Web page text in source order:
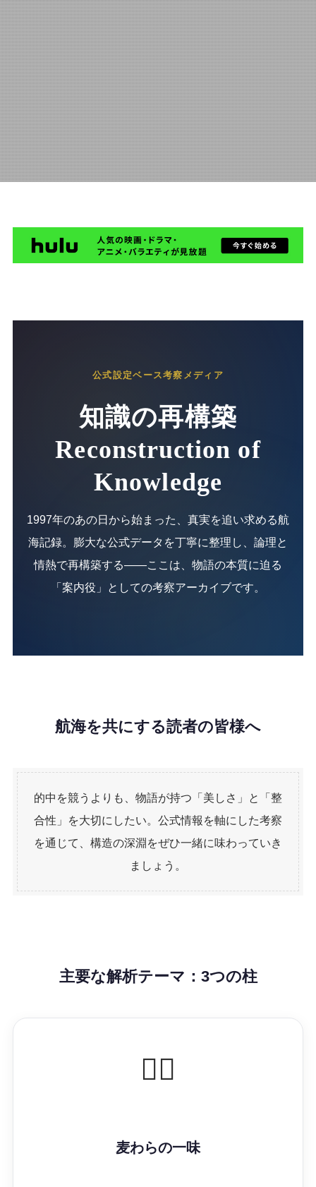
公式設定ベース考察メディア
知識の再構築
Reconstruction of
Knowledge
1997年のあの日から始まった、真実を追い求める航
海記録。膨大な公式データを丁寧に整理し、論理と
情熱で再構築する——ここは、物語の本質に迫る
「案内役」としての考察アーカイブです。
航海を共にする読者の皆様へ
的中を競うよりも、物語が持つ「美しさ」と「整
合性」を大切にしたい。公式情報を軸にした考察
を通じて、構造の深淵をぜひ一緒に味わっていき
ましょう。
主要な解析テーマ：3つの柱
🏴‍☠️
麦わらの一味